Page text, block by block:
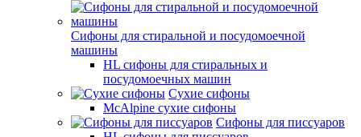
Сифоны для стиральной и посудомоечной
машины
HL сифоны для стиральных и
посудомоечных машин
Сухие сифоны
McAlpine сухие сифоны
Сифоны для писсуаров